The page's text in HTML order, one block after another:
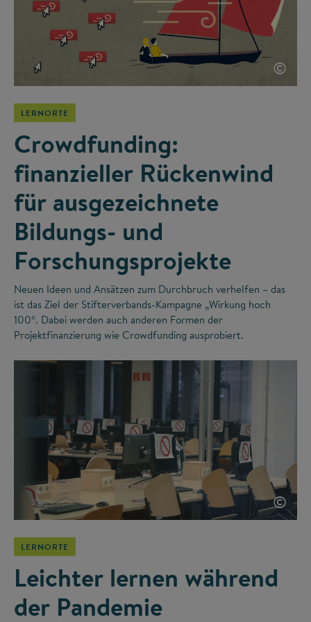
©
LERNORTE
Crowdfunding:
finanzieller Rückenwind
für ausgezeichnete
Bildungs- und
Forschungsprojekte
Neuen Ideen und Ansätzen zum Durchbruch verhelfen – das
ist das Ziel der Stifterverbands-Kampagne „Wirkung hoch
100“. Dabei werden auch anderen Formen der
Projektfinanzierung wie Crowdfunding ausprobiert.
©
LERNORTE
Leichter lernen während
der Pandemie